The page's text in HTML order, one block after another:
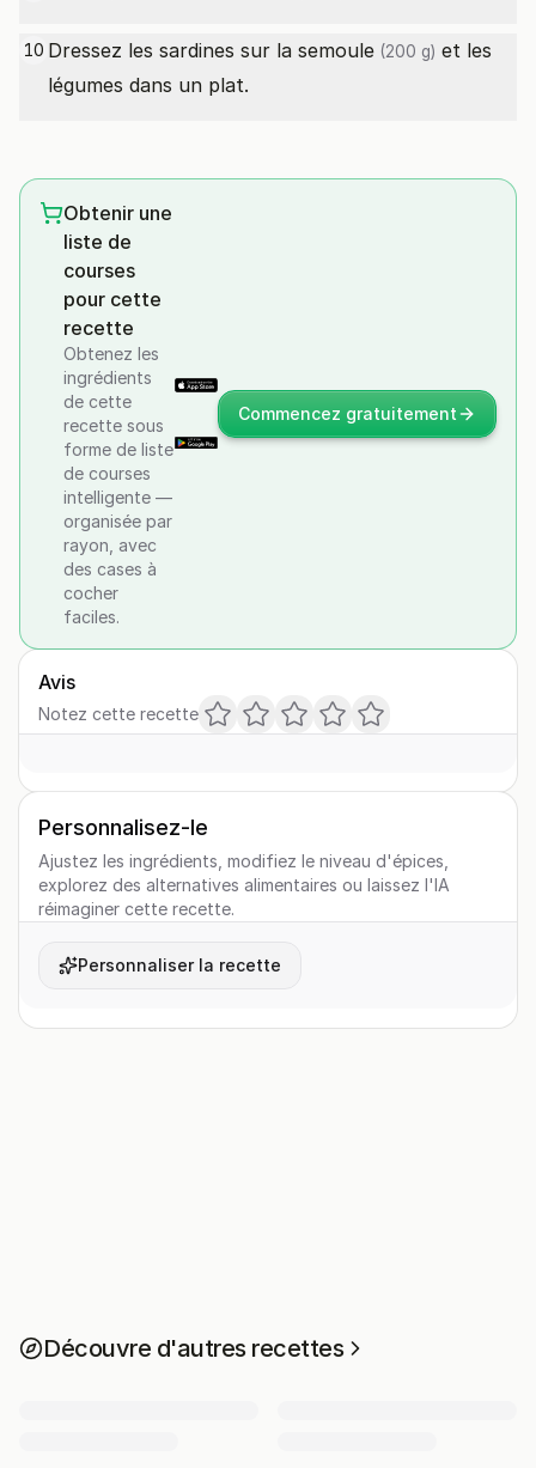
10 Dressez les sardines sur la semoule (200 g) et les
légumes dans un plat.
Obtenir une
liste de
courses
pour cette
recette
Obtenez les
ingrédients
de cette
recette sous
forme de liste
de courses
intelligente —
organisée par
rayon, avec
des cases à
cocher
faciles.
Commencez gratuitement
Avis
Notez cette recette
Personnalisez-le
Ajustez les ingrédients, modifiez le niveau d'épices,
explorez des alternatives alimentaires ou laissez l'IA
réimaginer cette recette.
Personnaliser la recette
Découvre d'autres recettes